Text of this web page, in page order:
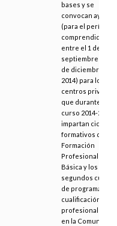
bases y se
convocan ayudas
(para el período
comprendido
entre el 1 de
septiembre y el
de diciembre de
2014) para los
centros privados
que durante el
curso 2014-2015
impartan ciclos
formativos de
Formación
Profesional
Básica y los
segundos cursos
de programas de
cualificación
profesional
en la Comunitat